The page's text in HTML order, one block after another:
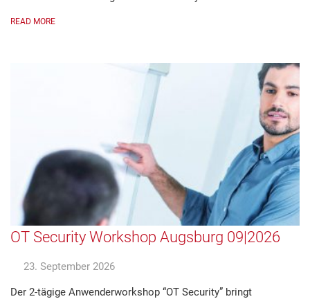
READ MORE
OT Security Workshop Augsburg 09|2026
23. September 2026
Der 2-tägige Anwenderworkshop “OT Security” bringt